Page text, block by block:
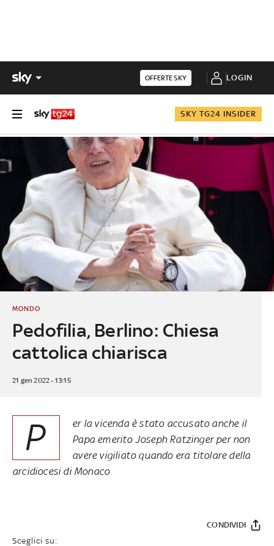
OFFERTE SKY LOGIN
SKY TG24 INSIDER
Pedofilia, Berlino: Chiesa
cattolica chiarisca
MONDO
21 gen 2022 - 13:15
P
er la vicenda è stato accusato anche il
Papa emerito Joseph Ratzinger per non
avere vigiliato quando era titolare della
arcidiocesi di Monaco
Sceglici su:
CONDIVIDI